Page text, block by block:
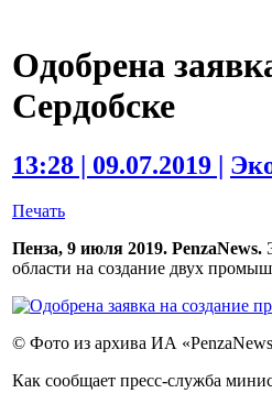
Одобрена
Сердобске
13:28 | 09.07.2019 |
Печать
Пенза, 9 июля 2019. PenzaNews.
области на создание двух
© Фото из архива ИА
Как сообщает пресс-служба